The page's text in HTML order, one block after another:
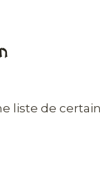
liste de